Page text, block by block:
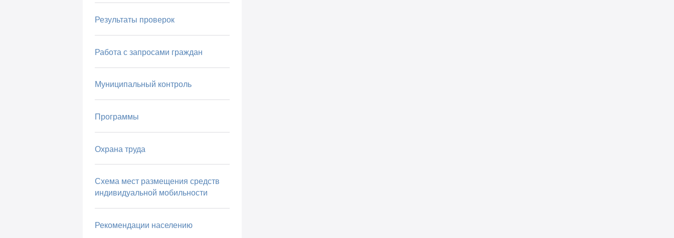
Результаты проверок
Работа с запросами граждан
Муниципальный контроль
Программы
Охрана труда
Схема мест размещения средств
индивидуальной мобильности
Рекомендации населению